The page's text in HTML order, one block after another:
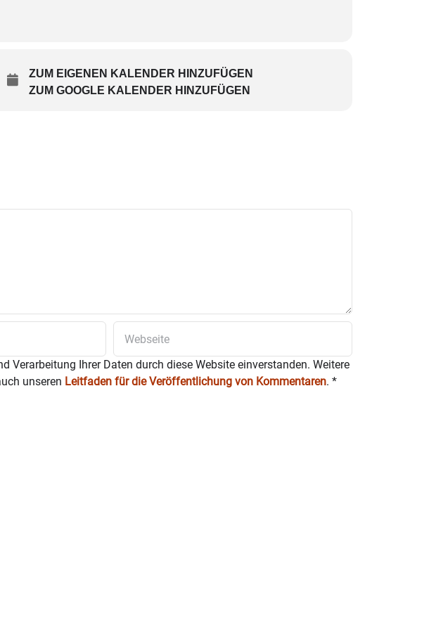
ZUM EIGENEN KALENDER HINZUFÜGEN
ZUM GOOGLE KALENDER HINZUFÜGEN
Ihrer Daten durch diese Website einverstanden. Weitere
unseren Leitfaden für die Veröffentlichung von Kommentaren. *